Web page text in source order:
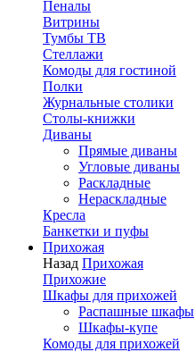
Пеналы
Витрины
Тумбы ТВ
Стеллажи
Комоды для гостиной
Полки
Журнальные столики
Столы-книжки
Диваны
Прямые диваны
Угловые диваны
Раскладные
Нераскладные
Кресла
Банкетки и пуфы
Прихожая
Назад Прихожая
Прихожие
Шкафы для прихожей
Распашные шкафы
Шкафы-купе
Комоды для прихожей